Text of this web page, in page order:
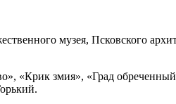
музея, Псковского
«Крик змия», «Град